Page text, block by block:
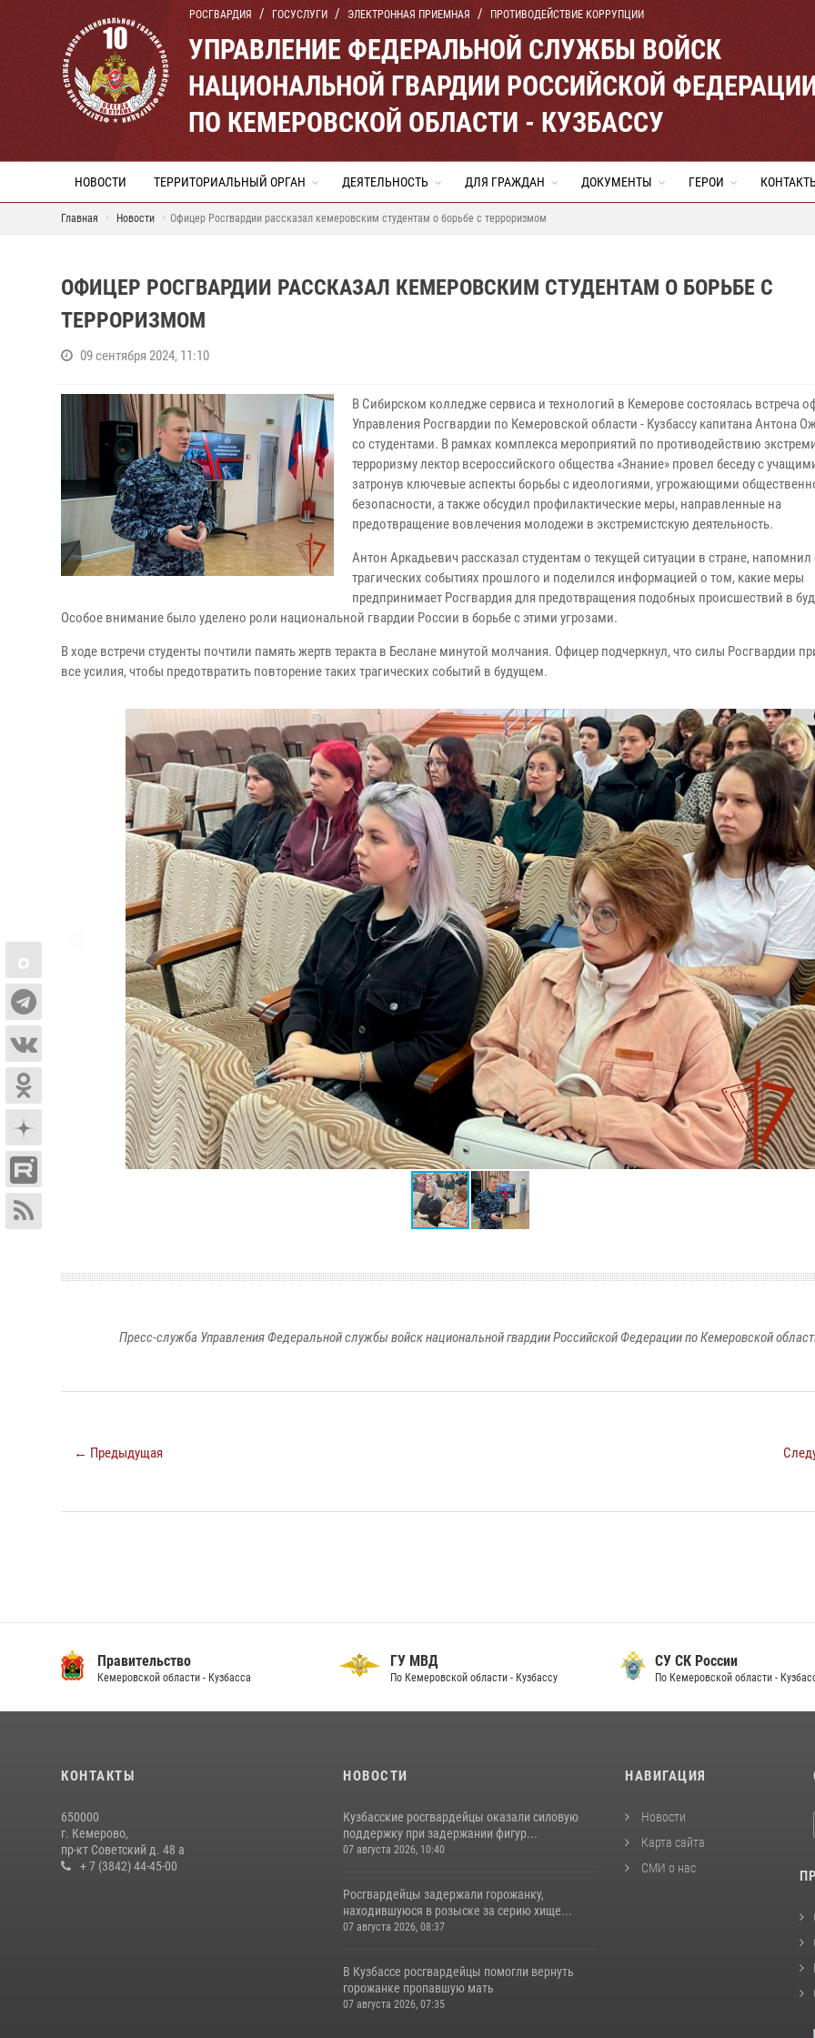
РОСГВАРДИЯ ГОСУСЛУГИ ЭЛЕКТРОННАЯ ПРИЕМНАЯ ПРОТИВОДЕЙСТВИЕ КОРРУПЦИИ
УПРАВЛЕНИЕ ФЕДЕРАЛЬНОЙ СЛУЖБЫ ВОЙСК
НАЦИОНАЛЬНОЙ ГВАРДИИ РОССИЙСКОЙ
ПО КЕМЕРОВСКОЙ ОБЛАСТИ - КУЗБАССУ
НОВОСТИ ТЕРРИТОРИАЛЬНЫЙ ОРГАН ДЕЯТЕЛЬНОСТЬ ДЛЯ ГРАЖДАН ДОКУМЕНТЫ ГЕРОИ
Главная Новости Офицер Росгвардии рассказал кемеровским студентам о борьбе с терроризмом
ОФИЦЕР РОСГВАРДИИ РАССКАЗАЛ КЕМЕРОВСКИМ СТУДЕНТАМ О БОРЬБЕ С
ТЕРРОРИЗМОМ
09 сентября 2024, 11:10
В Сибирском колледже сервиса и технологий в Кемерове состоялась встреча
Управления Росгвардии по Кемеровской области - Кузбассу капитана Антона
со студентами. В рамках комплекса мероприятий по противодействию
терроризму лектор всероссийского общества «Знание» провел беседу с
затронув ключевые аспекты борьбы с идеологиями, угрожающими
безопасности, а также обсудил профилактические меры, направленные на
предотвращение вовлечения молодежи в экстремистскую деятельность.
Антон Аркадьевич рассказал студентам о текущей ситуации в стране, напомнил
трагических событиях прошлого и поделился информацией о том, какие меры
предпринимает Росгвардия для предотвращения подобных происшествий в
Особое внимание было уделено роли национальной гвардии России в борьбе с этими угрозами.
В ходе встречи студенты почтили память жертв теракта в Беслане минутой молчания. Офицер подчеркнул, что силы Росгвардии
все усилия, чтобы предотвратить повторение таких трагических событий в будущем.
Пресс-служба Управления Федеральной службы войск национальной гвардии Российской Федерации по Кемеровской
← Предыдущая
Правительство
Кемеровской области - Кузбасса
ГУ МВД
По Кемеровской области - Кузбассу
СУ СК России
По Кемеровской области -
КОНТАКТЫ
650000
г. Кемерово,
пр-кт Советский д. 48 а
+ 7 (3842) 44-45-00
НОВОСТИ
Кузбасские росгвардейцы оказали силовую
поддержку при задержании фигур...
07 августа 2026, 10:40
Росгвардейцы задержали горожанку,
находившуюся в розыске за серию хище...
07 августа 2026, 08:37
В Кузбассе росгвардейцы помогли вернуть
горожанке пропавшую мать
07 августа 2026, 07:35
НАВИГАЦИЯ
Новости
Карта сайта
СМИ о нас